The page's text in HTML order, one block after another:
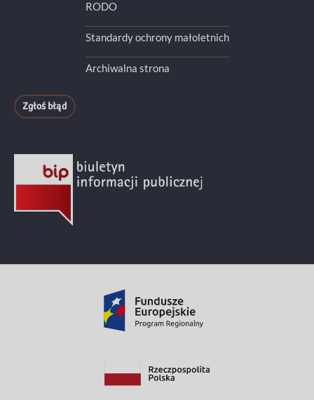
RODO
Standardy ochrony małoletnich
Archiwalna strona
Zgłoś błąd